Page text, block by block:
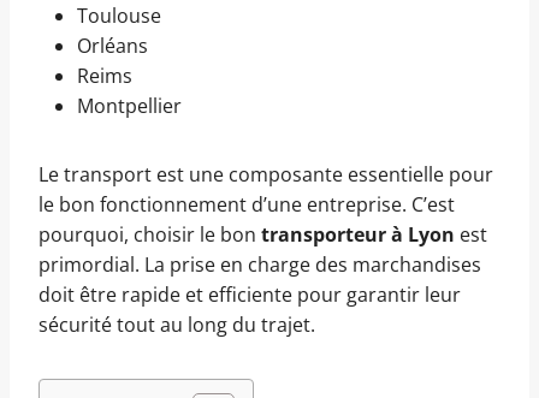
Toulouse
Orléans
Reims
Montpellier
Le transport est une composante essentielle pour
le bon fonctionnement d’une entreprise. C’est
pourquoi, choisir le bon transporteur à Lyon est
primordial. La prise en charge des marchandises
doit être rapide et efficiente pour garantir leur
sécurité tout au long du trajet.